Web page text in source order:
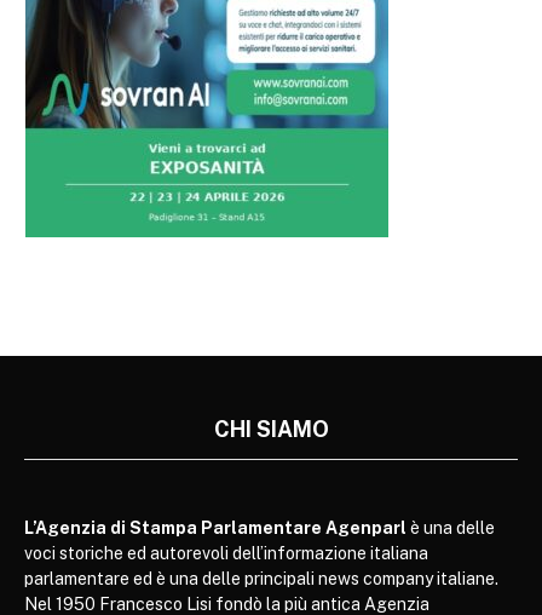
CHI SIAMO
L’Agenzia di Stampa Parlamentare Agenparl è una delle
voci storiche ed autorevoli dell’informazione italiana
parlamentare ed è una delle principali news company italiane.
Nel 1950 Francesco Lisi fondò la più antica Agenzia